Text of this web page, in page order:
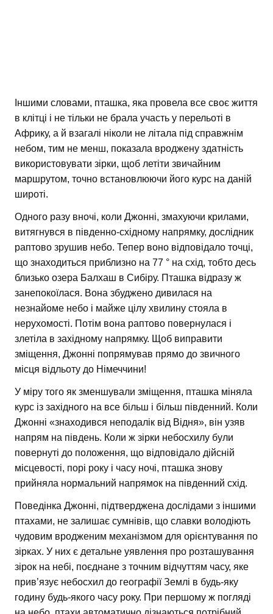
Іншими словами, пташка, яка провела все своє життя
в клітці і не тільки не брала участь у перельоті в
Африку, а й взагалі ніколи не літала під справжнім
небом, тим не менш, показала вроджену здатність
використовувати зірки, щоб летіти звичайним
маршрутом, точно встановлюючи його курс на даній
широті.
Одного разу вночі, коли Джонні, змахуючи крилами,
витягнувся в південно-східному напрямку, дослідник
раптово зрушив небо. Тепер воно відповідало точці,
що знаходиться приблизно на 77 ° на схід, тобто десь
близько озера Балхаш в Сибіру. Пташка відразу ж
занепокоїлася. Вона збуджено дивилася на
незнайоме небо і майже цілу хвилину стояла в
нерухомості. Потім вона раптово повернулася і
злетіла в західному напрямку. Щоб виправити
зміщення, Джонні попрямував прямо до звичного
місця відльоту до Німеччини!
У міру того як зменшували зміщення, пташка міняла
курс із західного на все більш і більш південний. Коли
Джонні «знаходився неподалік від Відня», він узяв
напрям на південь. Коли ж зірки небосхилу були
повернуті до положення, що відповідало дійсній
місцевості, порі року і часу ночі, пташка знову
прийняла нормальний напрямок на південний схід.
Поведінка Джонні, підтверджена дослідами з іншими
птахами, не залишає сумнівів, що славки володіють
чудовим вродженим механізмом для орієнтування по
зірках. У них є детальне уявлення про розташування
зірок на небі, поєднане з точним відчуттям часу, яке
прив’язує небосхил до географії Землі в будь-яку
годину будь-якого часу року. При першому ж погляді